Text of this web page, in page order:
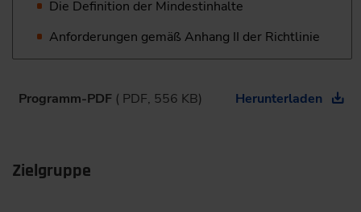
Die Definition der Mindestinhalte
Anforderungen gemäß Anhang II der Richtlinie
Programm-PDF ( PDF, 556 KB) Herunterladen
Zielgruppe